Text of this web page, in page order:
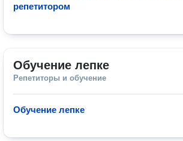
репетитором
Обучение лепке
Репетиторы и обучение
Обучение лепке